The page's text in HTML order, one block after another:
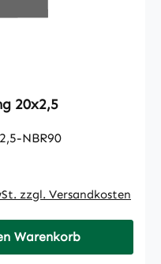
Runddichtring 20x2,5
NBR90
zzgl. Versandkosten
Warenkorb